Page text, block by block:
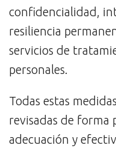
confidencialidad,
resiliencia
servicios de
personales.
Todas estas
revisadas de forma
adecuación y